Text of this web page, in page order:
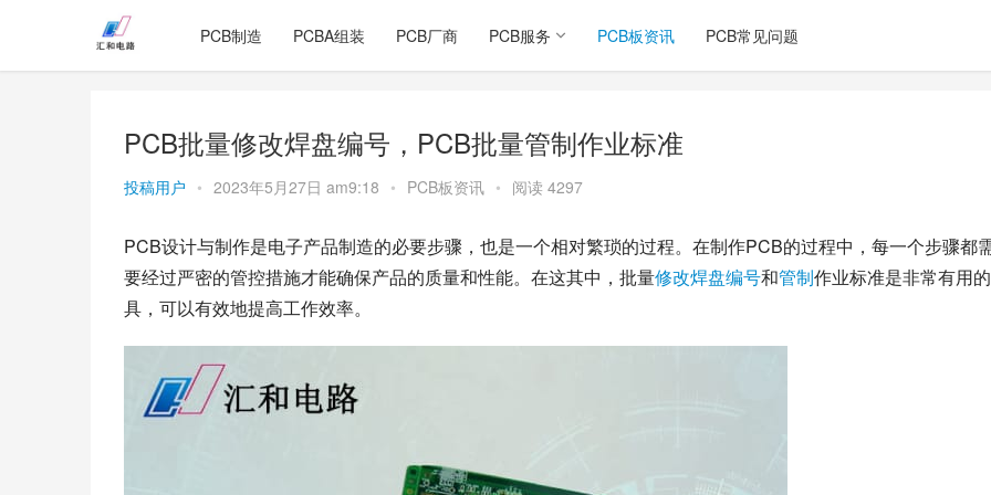
PCB制造 PCBA组装 PCB厂商 PCB服务 PCB板资讯 PCB常见问题
PCB批量修改焊盘编号，PCB批量管制作业标准
投稿用户 • 2023年5月27日 am9:18 • PCB板资讯 • 阅读 4297
PCB设计与制作是电子产品制造的必要步骤，也是一个相对繁琐的过程。在制作PCB的过程中，每一个步骤都
要经过严密的管控措施才能确保产品的质量和性能。在这其中，批量修改焊盘编号和管制作业标准是非常有用
具，可以有效地提高工作效率。